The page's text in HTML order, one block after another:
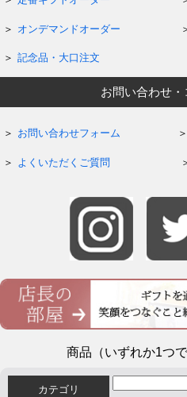
オンデマンドオーダー
記念品・大口注文
お問い合わせ・
お問い合わせフォーム
よくいただくご質問
商品（いずれか1つ
カテゴリ